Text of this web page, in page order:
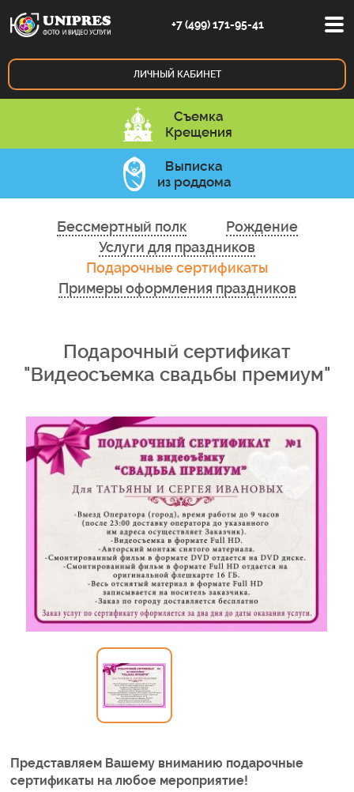
+7 (499) 171-95-41
ЛИЧНЫЙ КАБИНЕТ
Съемка
Крещения
Выписка
из роддома
Бессмертный полк
Рождение
Услуги для праздников
Подарочные сертификаты
Примеры оформления праздников
Подарочный сертификат
"Видеосъемка свадьбы премиум"
Представляем Вашему вниманию подарочные
сертификаты на любое мероприятие!